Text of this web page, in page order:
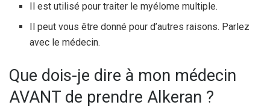
Il est utilisé pour traiter le myélome multiple.
Il peut vous être donné pour d’autres raisons. Parlez
avec le médecin.
Que dois-je dire à mon médecin
AVANT de prendre Alkeran ?